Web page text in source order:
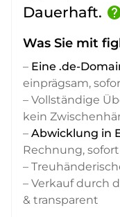
Dauerhaft.
Was Sie mit
– Eine .de-
einprägsam,
– Vollständige
kein
– Abwicklung in
Rechnung,
–
– Verkauf durch
& transparent